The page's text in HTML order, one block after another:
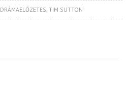
DRÁMAELŐZETES,TIM SUTTON